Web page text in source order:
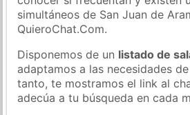
simultáneos de San Juan de
QuieroChat.Com.
Disponemos de un listado de
adaptamos a las necesidades
tanto, te mostramos el link al
adecúa a tu búsqueda en cada